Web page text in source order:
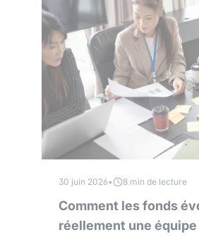
30 juin 2026• 8 min de lecture
Comment les fonds
réellement une